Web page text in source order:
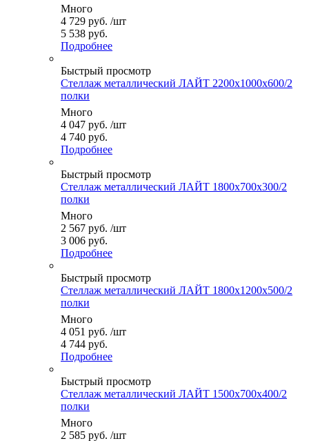
Много
4 729 руб. /шт
5 538 руб.
Подробнее
Быстрый просмотр
Стеллаж металлический ЛАЙТ 2200x1000x600/2
полки
Много
4 047 руб. /шт
4 740 руб.
Подробнее
Быстрый просмотр
Стеллаж металлический ЛАЙТ 1800x700x300/2
полки
Много
2 567 руб. /шт
3 006 руб.
Подробнее
Быстрый просмотр
Стеллаж металлический ЛАЙТ 1800x1200x500/2
полки
Много
4 051 руб. /шт
4 744 руб.
Подробнее
Быстрый просмотр
Стеллаж металлический ЛАЙТ 1500x700x400/2
полки
Много
2 585 руб. /шт